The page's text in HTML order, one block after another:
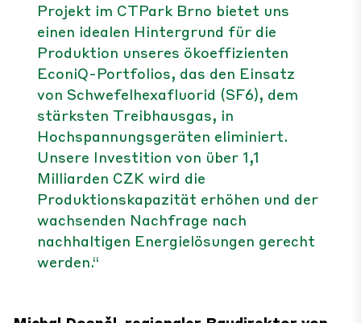
Projekt im CTPark Brno bietet uns
einen idealen Hintergrund für die
Produktion unseres ökoeffizienten
EconiQ-Portfolios, das den Einsatz
von Schwefelhexafluorid (SF6), dem
stärksten Treibhausgas, in
Hochspannungsgeräten eliminiert.
Unsere Investition von über 1,1
Milliarden CZK wird die
Produktionskapazität erhöhen und der
wachsenden Nachfrage nach
nachhaltigen Energielösungen gerecht
werden.“